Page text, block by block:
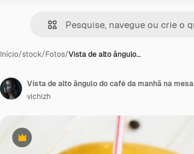
Início/stock/Fotos/Vista de alto ângulo…
Premium
Vista de alto ângulo do café da manhã na mesa
vichizh